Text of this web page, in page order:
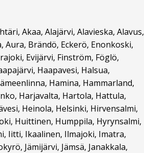
Akaa, Alajärvi, Alavieska, Alavus,
Aura, Brändö, Eckerö, Enonkoski,
Evijärvi, Finström, Föglö,
Haapavesi, Halsua,
Hamina, Hammarland,
Harjavalta, Hartola, Hattula,
Heinola, Helsinki, Hirvensalmi,
Huittinen, Humppila, Hyrynsalmi,
Iitti, Ikaalinen, Ilmajoki, Imatra,
Jämijärvi, Jämsä, Janakkala,